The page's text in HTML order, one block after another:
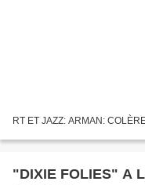
RT ET JAZZ: ARMAN:
"DIXIE FOLIES" A